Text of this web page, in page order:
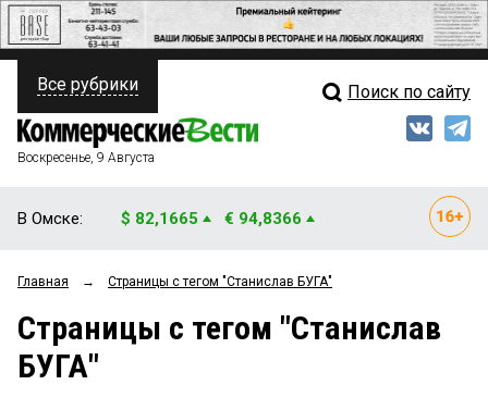
ПОЛИТИКА
ФИНАНСЫ
ОБЩЕСТВО
ЗАКОН
Свежий выпуск
Мнения
Рейтинги
Все рубрики Поиск по сайту
Воскресенье, 9 Августа
В Омске: $ 82,1665 € 94,8366
Главная → Страницы c тегом "Станислав БУГА"
Страницы c тегом "Станислав
БУГА"